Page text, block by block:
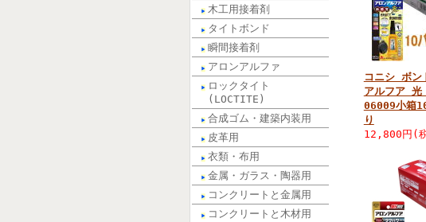
木工用接着剤
タイトボンド
瞬間接着剤
アロンアルファ
ロックタイト
(LOCTITE)
合成ゴム・建築内装用
皮革用
衣類・布用
金属・ガラス・陶器用
コンクリートと金属用
コンクリートと木材用
コニシ ボン
アルフア
06009小箱
り
12,800円(